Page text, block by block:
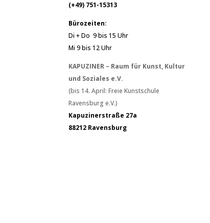
(+49) 751-15313
Bürozeiten:
Di + Do 9 bis 15 Uhr
Mi 9 bis 12 Uhr
KAPUZINER – Raum für Kunst, Kultur
und Soziales e.V.
(bis 14. April: Freie Kunstschule
Ravensburg e.V.)
Kapuzinerstraße 27a
88212 Ravensburg